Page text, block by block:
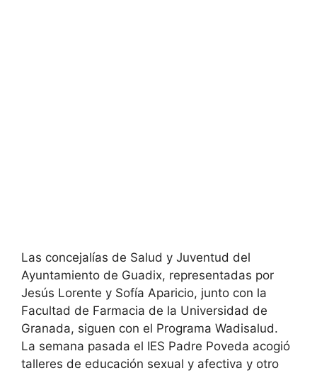
Las concejalías de Salud y Juventud del
Ayuntamiento de Guadix, representadas por
Jesús Lorente y Sofía Aparicio, junto con la
Facultad de Farmacia de la Universidad de
Granada, siguen con el Programa Wadisalud.
La semana pasada el IES Padre Poveda acogió
talleres de educación sexual y afectiva y otro